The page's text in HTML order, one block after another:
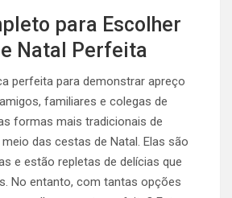
para Escolher
Natal Perfeita
perfeita para demonstrar apreço
familiares e colegas de
formas mais tradicionais de
das cestas de Natal. Elas são
e estão repletas de delícias que
No entanto, com tantas opções